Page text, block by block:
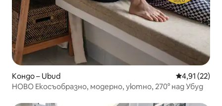
Кондо – Ubud Средна
4,91 (22)
НОВО Екосъобразно, модерно, уютно, 270° над Убуд